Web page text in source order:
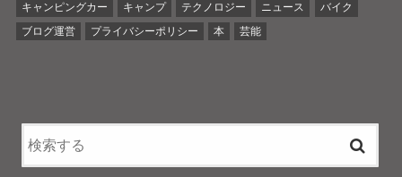
キャンピングカー
キャンプ テクノロジー ニュース
バイク
ブログ運営
プライバシーポリシー 本 芸能